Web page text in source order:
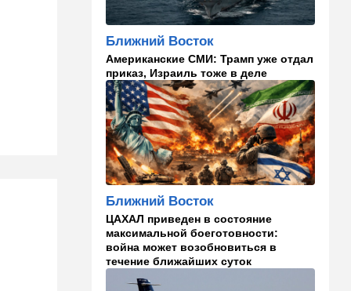
Спор, которому нет конца:
кто умнее - кошки или
14:41 Ближний Восток
Россия и Китай усиливают
поддержку Ирана: война с
США меняет баланс сил
14:18 Мнения
"Это ваше туда-сюда
страшно раздражает"
14:06 Транспорт
Что изменилось в аэропорту
Бен-Гурион после войны:
новые правила,
безопасность и советы
пассажирам
Ближний Восток
Американские СМИ: Трамп уже отдал
приказ, Израиль тоже в деле
Ближний Восток
ЦАХАЛ приведен в состояние
максимальной боеготовности:
война может возобновиться в
течение ближайших суток